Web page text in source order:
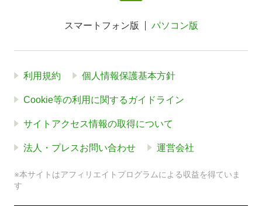
スマートフォン版 パソコン版
利用規約 個人情報保護基本方針
Cookie等の利用に関するガイドライン
サイトアクセス情報の取得について
法人・プレスお問い合わせ 運営会社
※本サイトはアフィリエイトプログラムによる収益を得ていま
す